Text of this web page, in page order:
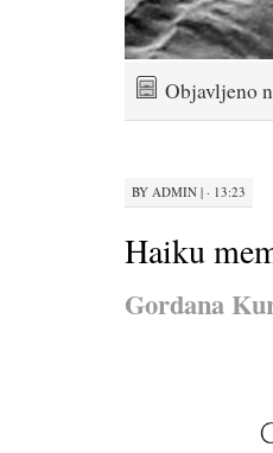
Objavljeno
BY ADMIN | · 13:23
Haiku
Gordana